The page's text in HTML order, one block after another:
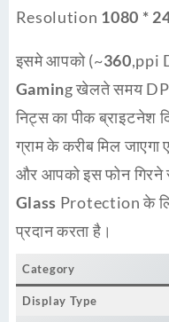
Resolution 1080 *
इसमे आपको (~360,ppi
Gaming खेलते समय
निट्स का पीक ब्राइटनेश
ग्राम के करीब मिल
और आपको इस फोन
Glass Protection के
प्रदान करता है।
Category
Display Type